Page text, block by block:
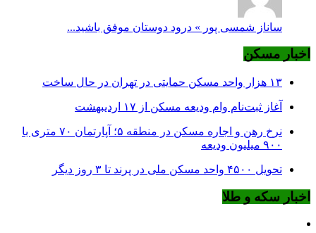
ساناز شمسی پور » درود دوستان موفق باشید...
اخبار مسکن
۱۳ هزار واحد مسکن حمایتی در تهران در حال ساخت
آغاز ثبت‌نام وام ودیعه مسکن از ۱۷ اردیبهشت
نرخ‌ رهن و اجاره مسکن در منطقه ۵؛ آپارتمان ۷۰ متری با
۹۰۰ میلیون ودیعه
تحویل ۴۵۰۰ واحد مسکن ملی در پرند تا ۳ روز دیگر
اخبار سکه و طلا